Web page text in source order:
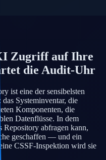
Zugriff auf Ihre
die Audit-Uhr
ist eine der sensibelsten
Systeminventar, die
Komponenten, die
Datenflüsse. In dem
abfragen kann,
geschaffen — und ein
CSSF-Inspektion wird sie